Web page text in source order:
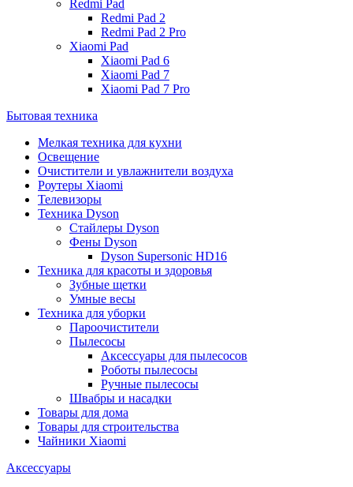
Redmi Pad
Redmi Pad 2
Redmi Pad 2 Pro
Xiaomi Pad
Xiaomi Pad 6
Xiaomi Pad 7
Xiaomi Pad 7 Pro
Бытовая техника
Мелкая техника для кухни
Освещение
Очистители и увлажнители воздуха
Роутеры Xiaomi
Телевизоры
Техника Dyson
Стайлеры Dyson
Фены Dyson
Dyson Supersonic HD16
Техника для красоты и здоровья
Зубные щетки
Умные весы
Техника для уборки
Пароочистители
Пылесосы
Аксессуары для пылесосов
Роботы пылесосы
Ручные пылесосы
Швабры и насадки
Товары для дома
Товары для строительства
Чайники Xiaomi
Аксессуары